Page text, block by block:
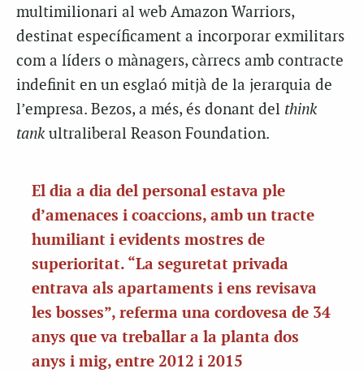
multimilionari al web Amazon Warriors,
destinat específicament a incorporar exmilitars
com a líders o mànagers, càrrecs amb contracte
indefinit en un esglaó mitjà de la jerarquia de
l’empresa. Bezos, a més, és donant del think
tank ultraliberal Reason Foundation.
El dia a dia del personal estava ple
d’amenaces i coaccions, amb un tracte
humiliant i evidents mostres de
superioritat. “La seguretat privada
entrava als apartaments i ens revisava
les bosses”, referma una cordovesa de 34
anys que va treballar a la planta dos
anys i mig, entre 2012 i 2015